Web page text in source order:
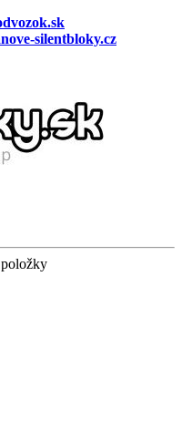
silentbloky.cz